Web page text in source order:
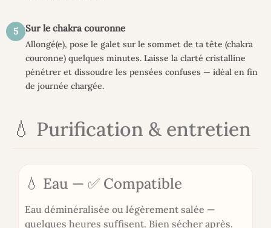
5 Sur le chakra couronne
Allongé(e), pose le galet sur le sommet de ta tête (chakra
couronne) quelques minutes. Laisse la clarté cristalline
pénétrer et dissoudre les pensées confuses — idéal en fin
de journée chargée.
💧 Purification & entretien
💧 Eau — ✅ Compatible
Eau déminéralisée ou légèrement salée —
quelques heures suffisent. Bien sécher après.